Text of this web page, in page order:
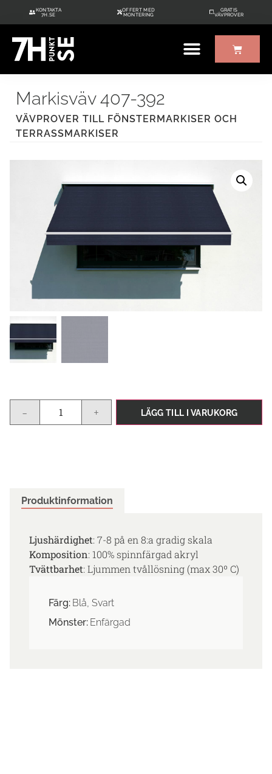
KONTAKTA
7H.SE
OFFERT MED
MONTERING
GRATIS
VÄVPROVER
Markisväv 407-392
VÄVPROVER TILL FÖNSTERMARKISER OCH
TERRASSMARKISER
- + LÄGG TILL I VARUKORG
Produktinformation
Ljushärdighet: 7-8 på en 8:a gradig skala
Komposition: 100% spinnfärgad akryl
Tvättbarhet: Ljummen tvållösning (max 30º C)
Färg: Blå, Svart
Mönster: Enfärgad